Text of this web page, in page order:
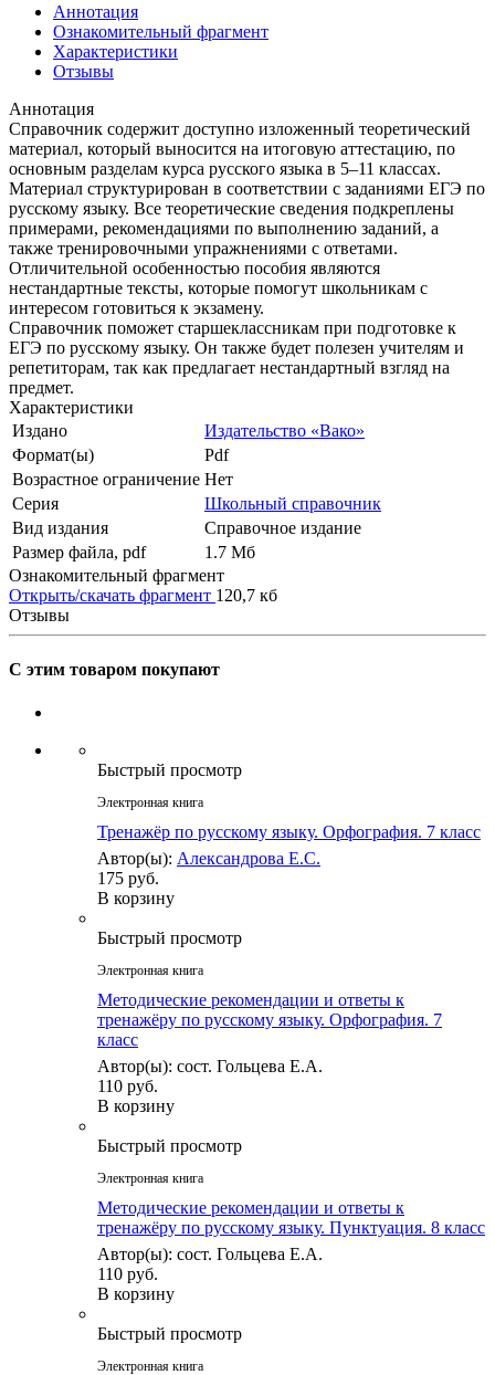
Аннотация
Ознакомительный фрагмент
Характеристики
Отзывы
Аннотация
Справочник содержит доступно изложенный теоретический
материал, который выносится на итоговую аттестацию, по
основным разделам курса русского языка в 5–11 классах.
Материал структурирован в соответствии с заданиями ЕГЭ по
русскому языку. Все теоретические сведения подкреплены
примерами, рекомендациями по выполнению заданий, а
также тренировочными упражнениями с ответами.
Отличительной особенностью пособия являются
нестандартные тексты, которые помогут школьникам с
интересом готовиться к экзамену.
Справочник поможет старшеклассникам при подготовке к
ЕГЭ по русскому языку. Он также будет полезен учителям и
репетиторам, так как предлагает нестандартный взгляд на
предмет.
Характеристики
Издано
Издательство «Вако»
Формат(ы)
Pdf
Возрастное ограничение Нет
Серия
Школьный справочник
Вид издания
Справочное издание
Размер файла, pdf
1.7 Mб
Ознакомительный фрагмент
Открыть/скачать фрагмент 120,7 кб
Отзывы
С этим товаром покупают
Быстрый просмотр
Электронная книга
Тренажёр по русскому языку. Орфография. 7 класс
Автор(ы): Александрова Е.С.
175 руб.
В корзину
Быстрый просмотр
Электронная книга
Методические рекомендации и ответы к
тренажёру по русскому языку. Орфография. 7
класс
Автор(ы): сост. Гольцева Е.А.
110 руб.
В корзину
Быстрый просмотр
Электронная книга
Методические рекомендации и ответы к
тренажёру по русскому языку. Пунктуация. 8 класс
Автор(ы): сост. Гольцева Е.А.
110 руб.
В корзину
Быстрый просмотр
Электронная книга